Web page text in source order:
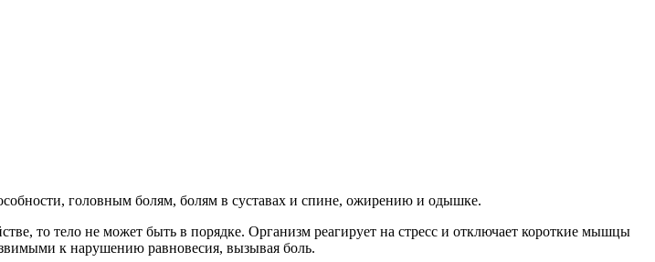
головным болям, болям в суставах и спине, ожирению и одышке.
то тело не может быть в порядке. Организм реагирует на стресс и отключает короткие мышцы
к нарушению равновесия, вызывая боль.